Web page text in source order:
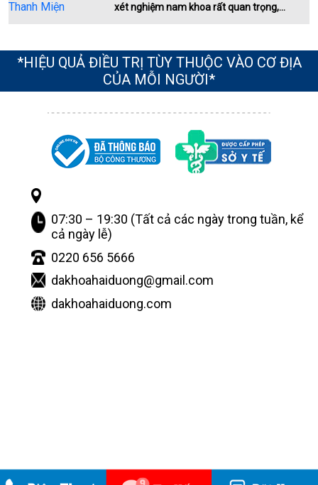
xét nghiệm nam khoa rất quan trọng,...
*HIỆU QUẢ ĐIỀU TRỊ TÙY THUỘC VÀO CƠ ĐỊA
CỦA MỖI NGƯỜI*
07:30 – 19:30 (Tất cả các ngày trong tuần, kể
cả ngày lễ)
0220 656 5666
dakhoahaiduong@gmail.com
dakhoahaiduong.com